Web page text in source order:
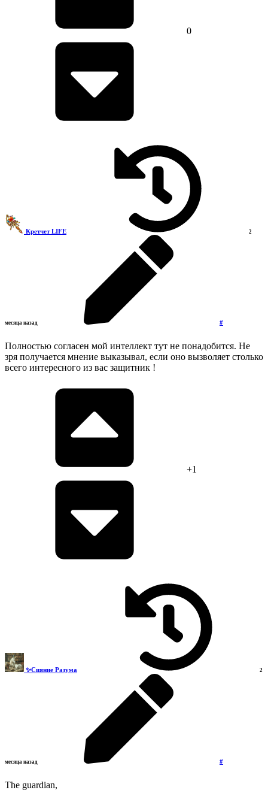
0
Кретчет LIFE 2
месяца назад #
Полностью согласен мой интеллект тут не понадобится. Не
зря получается мнение выказывал, если оно вызволяет столько
всего интересного из вас защитник !
+1
✨Сияние Разума 2
месяца назад #
The guardian,